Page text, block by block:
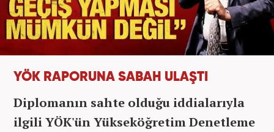
YÖK RAPORUNA SABAH ULAŞTI
Diplomanın sahte olduğu iddialarıyla
ilgili YÖK'ün Yükseköğretim Denetleme